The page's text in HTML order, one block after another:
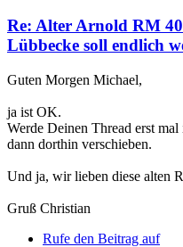
Re: Alter Arnold RM
Lübbecke soll endlich
Guten Morgen Michael,
ja ist OK.
Werde Deinen Thread erst
dann dorthin verschieben.
Und ja, wir lieben diese alten
Gruß Christian
Rufe den Beitrag auf